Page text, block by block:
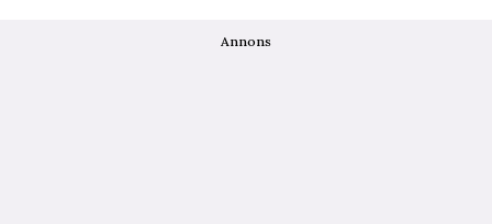
Annons